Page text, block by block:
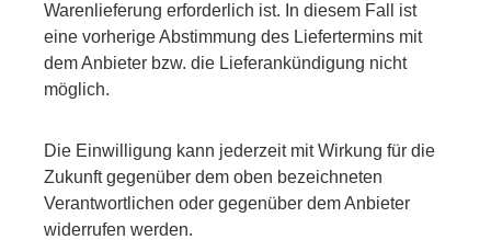
Warenlieferung erforderlich ist. In diesem Fall ist
eine vorherige Abstimmung des Liefertermins mit
dem Anbieter bzw. die Lieferankündigung nicht
möglich.
Die Einwilligung kann jederzeit mit Wirkung für die
Zukunft gegenüber dem oben bezeichneten
Verantwortlichen oder gegenüber dem Anbieter
widerrufen werden.